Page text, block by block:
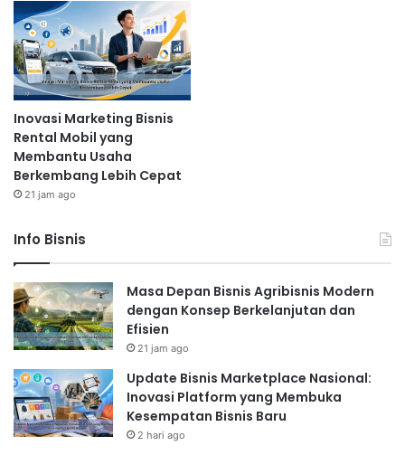
Inovasi Marketing Bisnis
Rental Mobil yang
Membantu Usaha
Berkembang Lebih Cepat
21 jam ago
Info Bisnis
Masa Depan Bisnis Agribisnis Modern
dengan Konsep Berkelanjutan dan
Efisien
21 jam ago
Update Bisnis Marketplace Nasional:
Inovasi Platform yang Membuka
Kesempatan Bisnis Baru
2 hari ago